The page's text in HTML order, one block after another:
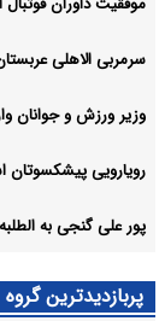
سرمربی الاهلی
وزیر ورزش و جوانان
رویارویی پیشکسوتان
پور علی گنجی به
پربازدیدترین گروه